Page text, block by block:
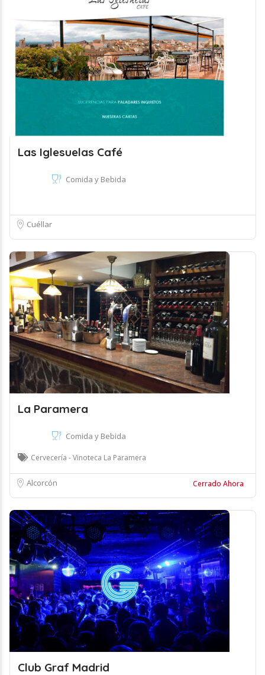
Las Iglesuelas Café
Comida y Bebida
Cuéllar
La Paramera
Comida y Bebida
Cervecería - Vinoteca La Paramera
Alcorcón Cerrado Ahora
Club Graf Madrid